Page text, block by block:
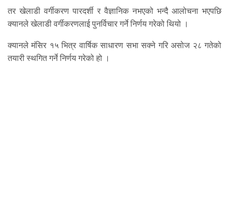
तर खेलाडी वर्गीकरण पारदर्शी र वैज्ञानिक नभएको भन्दै आलोचना भएपछि
क्यानले खेलाडी वर्गीकरणलाई पुनर्विचार गर्ने निर्णय गरेको थियो ।
क्यानले मंसिर १५ भित्र वार्षिक साधारण सभा सक्ने गरि असोज २८ गतेको
तयारी स्थगित गर्ने निर्णय गरेको हो ।